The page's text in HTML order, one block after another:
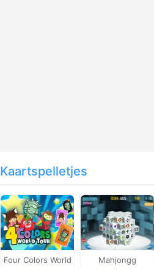
Kaartspelletjes
Four Colors World
Mahjongg